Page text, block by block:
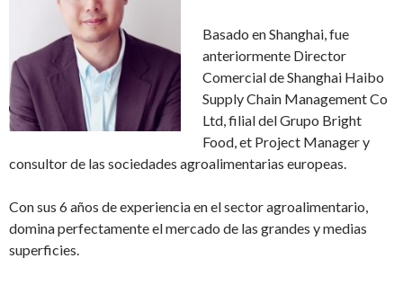
Basado en Shanghai, fue
anteriormente Director
Comercial de Shanghai Haibo
Supply Chain Management Co
Ltd, filial del Grupo Bright
Food, et Project Manager y
consultor de las sociedades agroalimentarias europeas.
Con sus 6 años de experiencia en el sector agroalimentario,
domina perfectamente el mercado de las grandes y medias
superficies.